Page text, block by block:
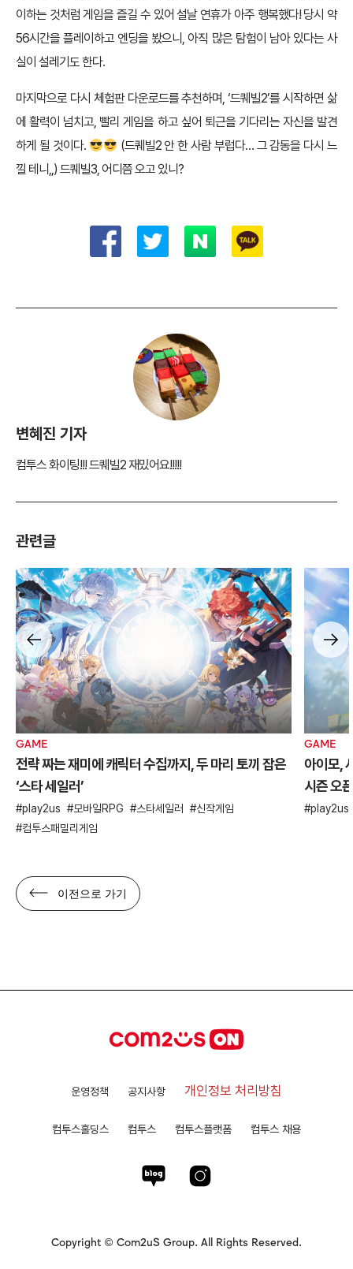
이하는 것처럼 게임을 즐길 수 있어 설날 연휴가 아주 행복했다! 당시 약
56시간을 플레이하고 엔딩을 봤으니, 아직 많은 탐험이 남아 있다는 사
실이 설레기도 한다.
마지막으로 다시 체험판 다운로드를 추천하며, ‘드퀘빌2’를 시작하면 삶
에 활력이 넘치고, 빨리 게임을 하고 싶어 퇴근을 기다리는 자신을 발견
하게 될 것이다.
(드퀘빌2 안 한 사람 부럽다… 그 감동을 다시 느
낄 테니,,) 드퀘빌3, 어디쯤 오고 있니?
변혜진 기자
컴투스 화이팅!!! 드퀘빌2 재밌어요!!!!!
관련글
GAME
전략 짜는 재미에 캐릭터 수집까지, 두 마리 토끼 잡은
‘스타 세일러’
play2us 모바일RPG 스타세일러
신작게임
컴투스패밀리게임
GAME
아이모,
시즌 오픈
play2us
이전으로 가기
운영정책 공지사항 개인정보 처리방침
컴투스홀딩스 컴투스 컴투스플랫폼 컴투스 채용
Copyright © Com2uS Group. All Rights Reserved.